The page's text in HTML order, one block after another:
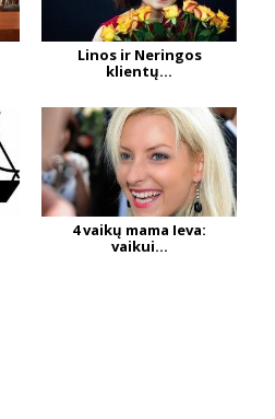
Linos ir Neringos
klientų...
4 vaikų mama Ieva:
vaikui...